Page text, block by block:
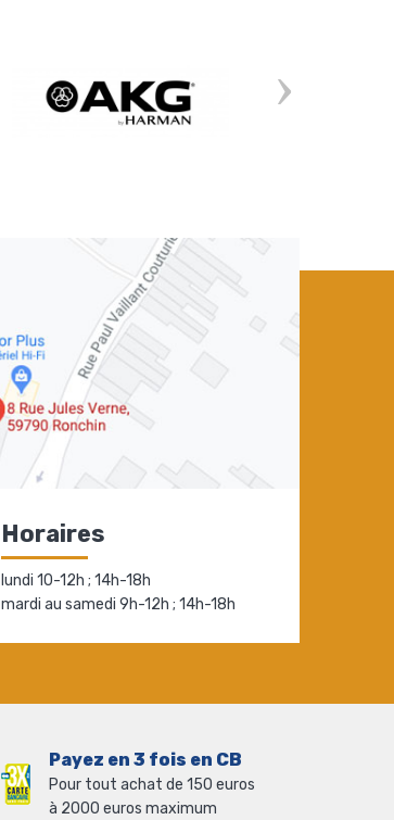
Horaires
lundi 10-12h ; 14h-18h
mardi au samedi 9h-12h ; 14h-18h
Payez en 3 fois en CB
Pour tout achat de 150 euros
à 2000 euros maximum